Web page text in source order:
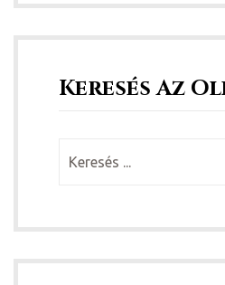
Keresés Az